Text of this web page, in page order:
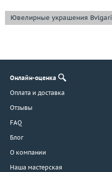
Ювелирные украшения Bvlgari
Онлайн-оценка
Оплата и доставка
Отзывы
FAQ
Блог
О компании
Наша мастерская